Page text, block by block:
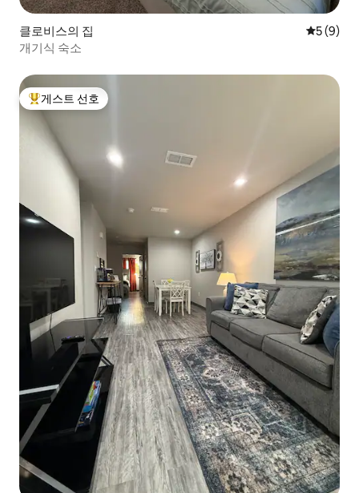
클로비스의 집 평점 5점
5 (9)
개기식 숙소
상위 게스트 선호
게스트 선호